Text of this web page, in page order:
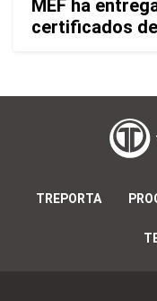
MEF ha
certificados
TREPORTA